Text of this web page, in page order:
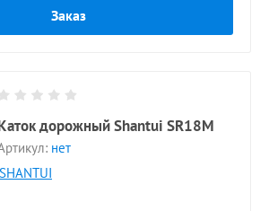
Заказ
дорожный Shantui SR18M
нет
SHANTUI